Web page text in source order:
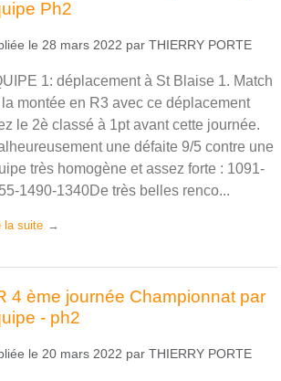
Ph2
le 28 mars 2022 par THIERRY PORTE
1: déplacement à St Blaise 1. Match
montée en R3 avec ce déplacement
le 2è classé à 1pt avant cette journée.
une défaite 9/5 contre une
très homogène et assez forte : 1091-
1490-1340De très belles renco...
la suite
4 ème journée Championnat par
- ph2
le 20 mars 2022 par THIERRY PORTE